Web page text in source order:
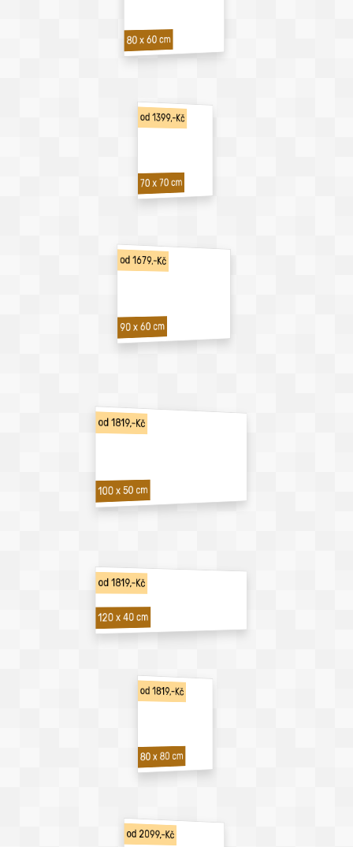
80 x 60 cm
od 1399,-Kč
70 x 70 cm
od 1679,-Kč
90 x 60 cm
od 1819,-Kč
100 x 50 cm
od 1819,-Kč
120 x 40 cm
od 1819,-Kč
80 x 80 cm
od 2099,-Kč